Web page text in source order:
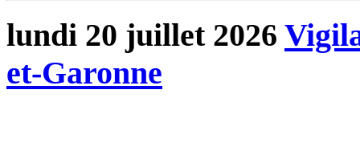
lundi 20 juillet 2026
et-Garonne